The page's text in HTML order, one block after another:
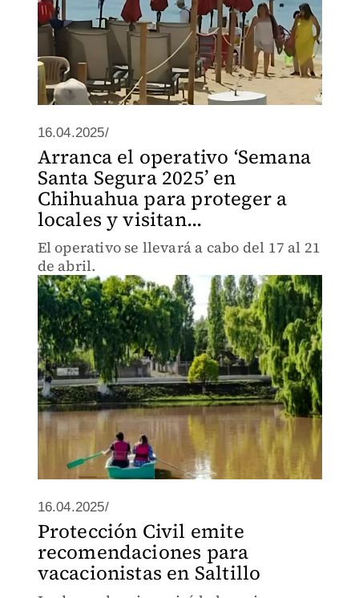
16.04.2025/
Arranca el operativo ‘Semana
Santa Segura 2025’ en
Chihuahua para proteger a
locales y visitan...
El operativo se llevará a cabo del 17 al 21
de abril.
16.04.2025/
Protección Civil emite
recomendaciones para
vacacionistas en Saltillo